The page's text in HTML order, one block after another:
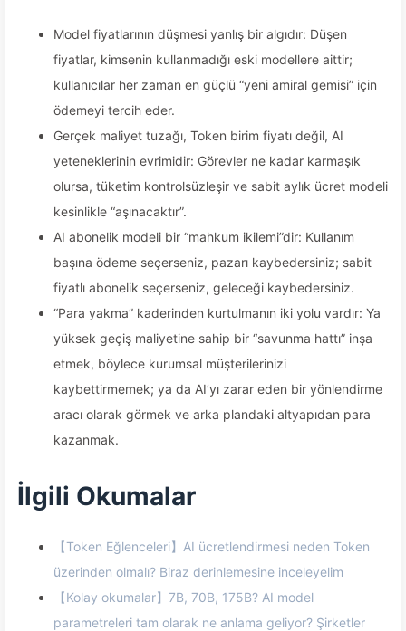
Model fiyatlarının düşmesi yanlış bir algıdır: Düşen
fiyatlar, kimsenin kullanmadığı eski modellere aittir;
kullanıcılar her zaman en güçlü “yeni amiral gemisi” için
ödemeyi tercih eder.
Gerçek maliyet tuzağı, Token birim fiyatı değil, AI
yeteneklerinin evrimidir: Görevler ne kadar karmaşık
olursa, tüketim kontrolsüzleşir ve sabit aylık ücret modeli
kesinlikle “aşınacaktır”.
AI abonelik modeli bir “mahkum ikilemi”dir: Kullanım
başına ödeme seçerseniz, pazarı kaybedersiniz; sabit
fiyatlı abonelik seçerseniz, geleceği kaybedersiniz.
“Para yakma” kaderinden kurtulmanın iki yolu vardır: Ya
yüksek geçiş maliyetine sahip bir “savunma hattı” inşa
etmek, böylece kurumsal müşterilerinizi
kaybettirmemek; ya da AI’yı zarar eden bir yönlendirme
aracı olarak görmek ve arka plandaki altyapıdan para
kazanmak.
İlgili Okumalar
【Token Eğlenceleri】AI ücretlendirmesi neden Token
üzerinden olmalı? Biraz derinlemesine inceleyelim
【Kolay okumalar】7B, 70B, 175B? AI model
parametreleri tam olarak ne anlama geliyor? Şirketler